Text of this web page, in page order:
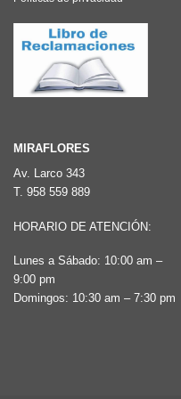
en
la
página
de
MIRAFLORES
Av. Larco 343
T. 958 559 889
HORARIO DE ATENCIÓN:
Lunes a Sábado: 10:00 am –
9:00 pm
Domingos: 10:30 am – 7:30 pm